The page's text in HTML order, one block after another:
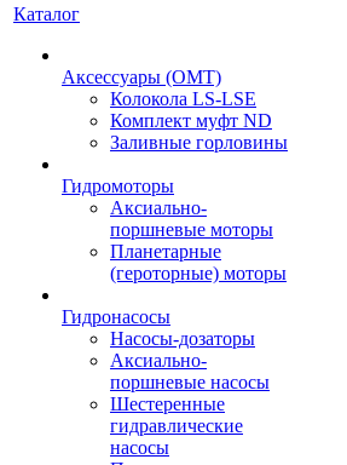
Каталог
Аксессуары (OMT)
Колокола LS-LSE
Комплект муфт ND
Заливные горловины
Гидромоторы
Аксиально-
поршневые моторы
Планетарные
(героторные) моторы
Гидронасосы
Насосы-дозаторы
Аксиально-
поршневые насосы
Шестеренные
гидравлические
насосы